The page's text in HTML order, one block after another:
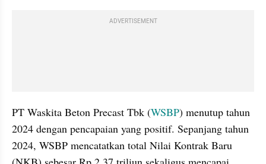
ADVERTISEMENT
PT Waskita Beton Precast Tbk (WSBP) menutup tahun
2024 dengan pencapaian yang positif. Sepanjang tahun
2024, WSBP mencatatkan total Nilai Kontrak Baru